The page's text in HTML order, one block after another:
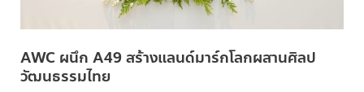
AWC ผนึก A49 สร้างแลนด์มาร์กโลกผสานศิลป
วัฒนธรรมไทย
วัฒนธรรม
ไทย